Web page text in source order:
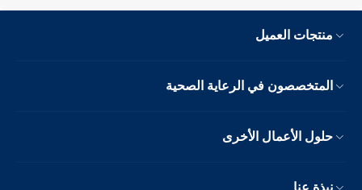
منتجات العميل
المتخصصون في الرعاية الصحية
حلول الأعمال الأخرى
نبذة عنا